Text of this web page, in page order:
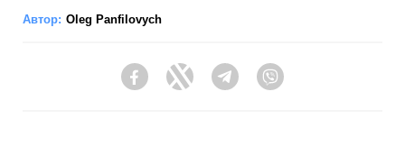
Автор: Oleg Panfilovych
FacebookTwitter Telegram